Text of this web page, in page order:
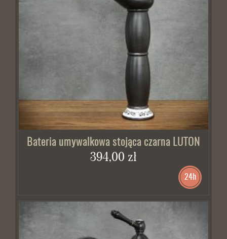
BRAK W MAGAZYNIE
Bateria umywalkowa stojąca czarna LUTON
394,00 zł
24h